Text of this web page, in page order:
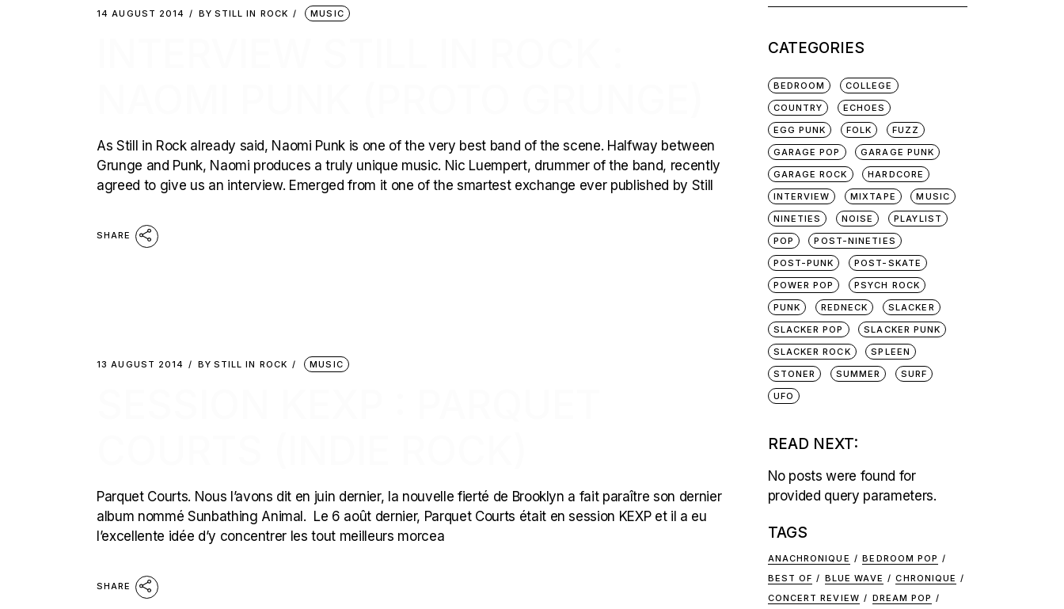
14 AUGUST 2014 BY STILL IN ROCK MUSIC
As Still in Rock already said, Naomi Punk is one of the very best band of the scene. Halfway between
Grunge and Punk, Naomi produces a truly unique music. Nic Luempert, drummer of the band, recently
agreed to give us an interview. Emerged from it one of the smartest exchange ever published by Still
SHARE
13 AUGUST 2014 BY STILL IN ROCK MUSIC
Parquet Courts. Nous l’avons dit en juin dernier, la nouvelle fierté de Brooklyn a fait paraître son dernier
album nommé Sunbathing Animal. Le 6 août dernier, Parquet Courts était en session KEXP et il a eu
l’excellente idée d’y concentrer les tout meilleurs morcea
SHARE
CATEGORIES
BEDROOM
COLLEGE
COUNTRY
ECHOES
EGG PUNK
FOLK
FUZZ
GARAGE POP
GARAGE PUNK
GARAGE ROCK
HARDCORE
INTERVIEW
MIXTAPE
MUSIC
NINETIES
NOISE
PLAYLIST
POP
POST-NINETIES
POST-PUNK
POST-SKATE
POWER POP
PSYCH ROCK
PUNK
REDNECK
SLACKER
SLACKER POP
SLACKER PUNK
SLACKER ROCK
SPLEEN
STONER
SUMMER
SURF
UFO
READ NEXT:
No posts were found for
provided query parameters.
TAGS
ANACHRONIQUE
BEDROOM POP
BEST OF
BLUE WAVE
CHRONIQUE
CONCERT REVIEW
DREAM POP